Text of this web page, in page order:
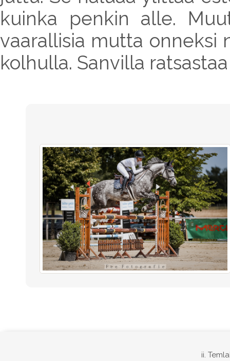
kuinka penkin alle.
vaarallisia mutta onneksi
kolhulla. Sanvilla
ii.